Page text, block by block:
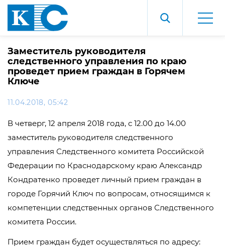
Заместитель руководителя
следственного управления по краю
проведет прием граждан в Горячем
Ключе
11.04.2018, 05:42
В четверг, 12 апреля 2018 года, с 12.00 до 14.00
заместитель руководителя следственного
управления Следственного комитета Российской
Федерации по Краснодарскому краю Александр
Кондратенко проведет личный прием граждан в
городе Горячий Ключ по вопросам, относящимся к
компетенции следственных органов Следственного
комитета России.
Прием граждан будет осуществляться по адресу: